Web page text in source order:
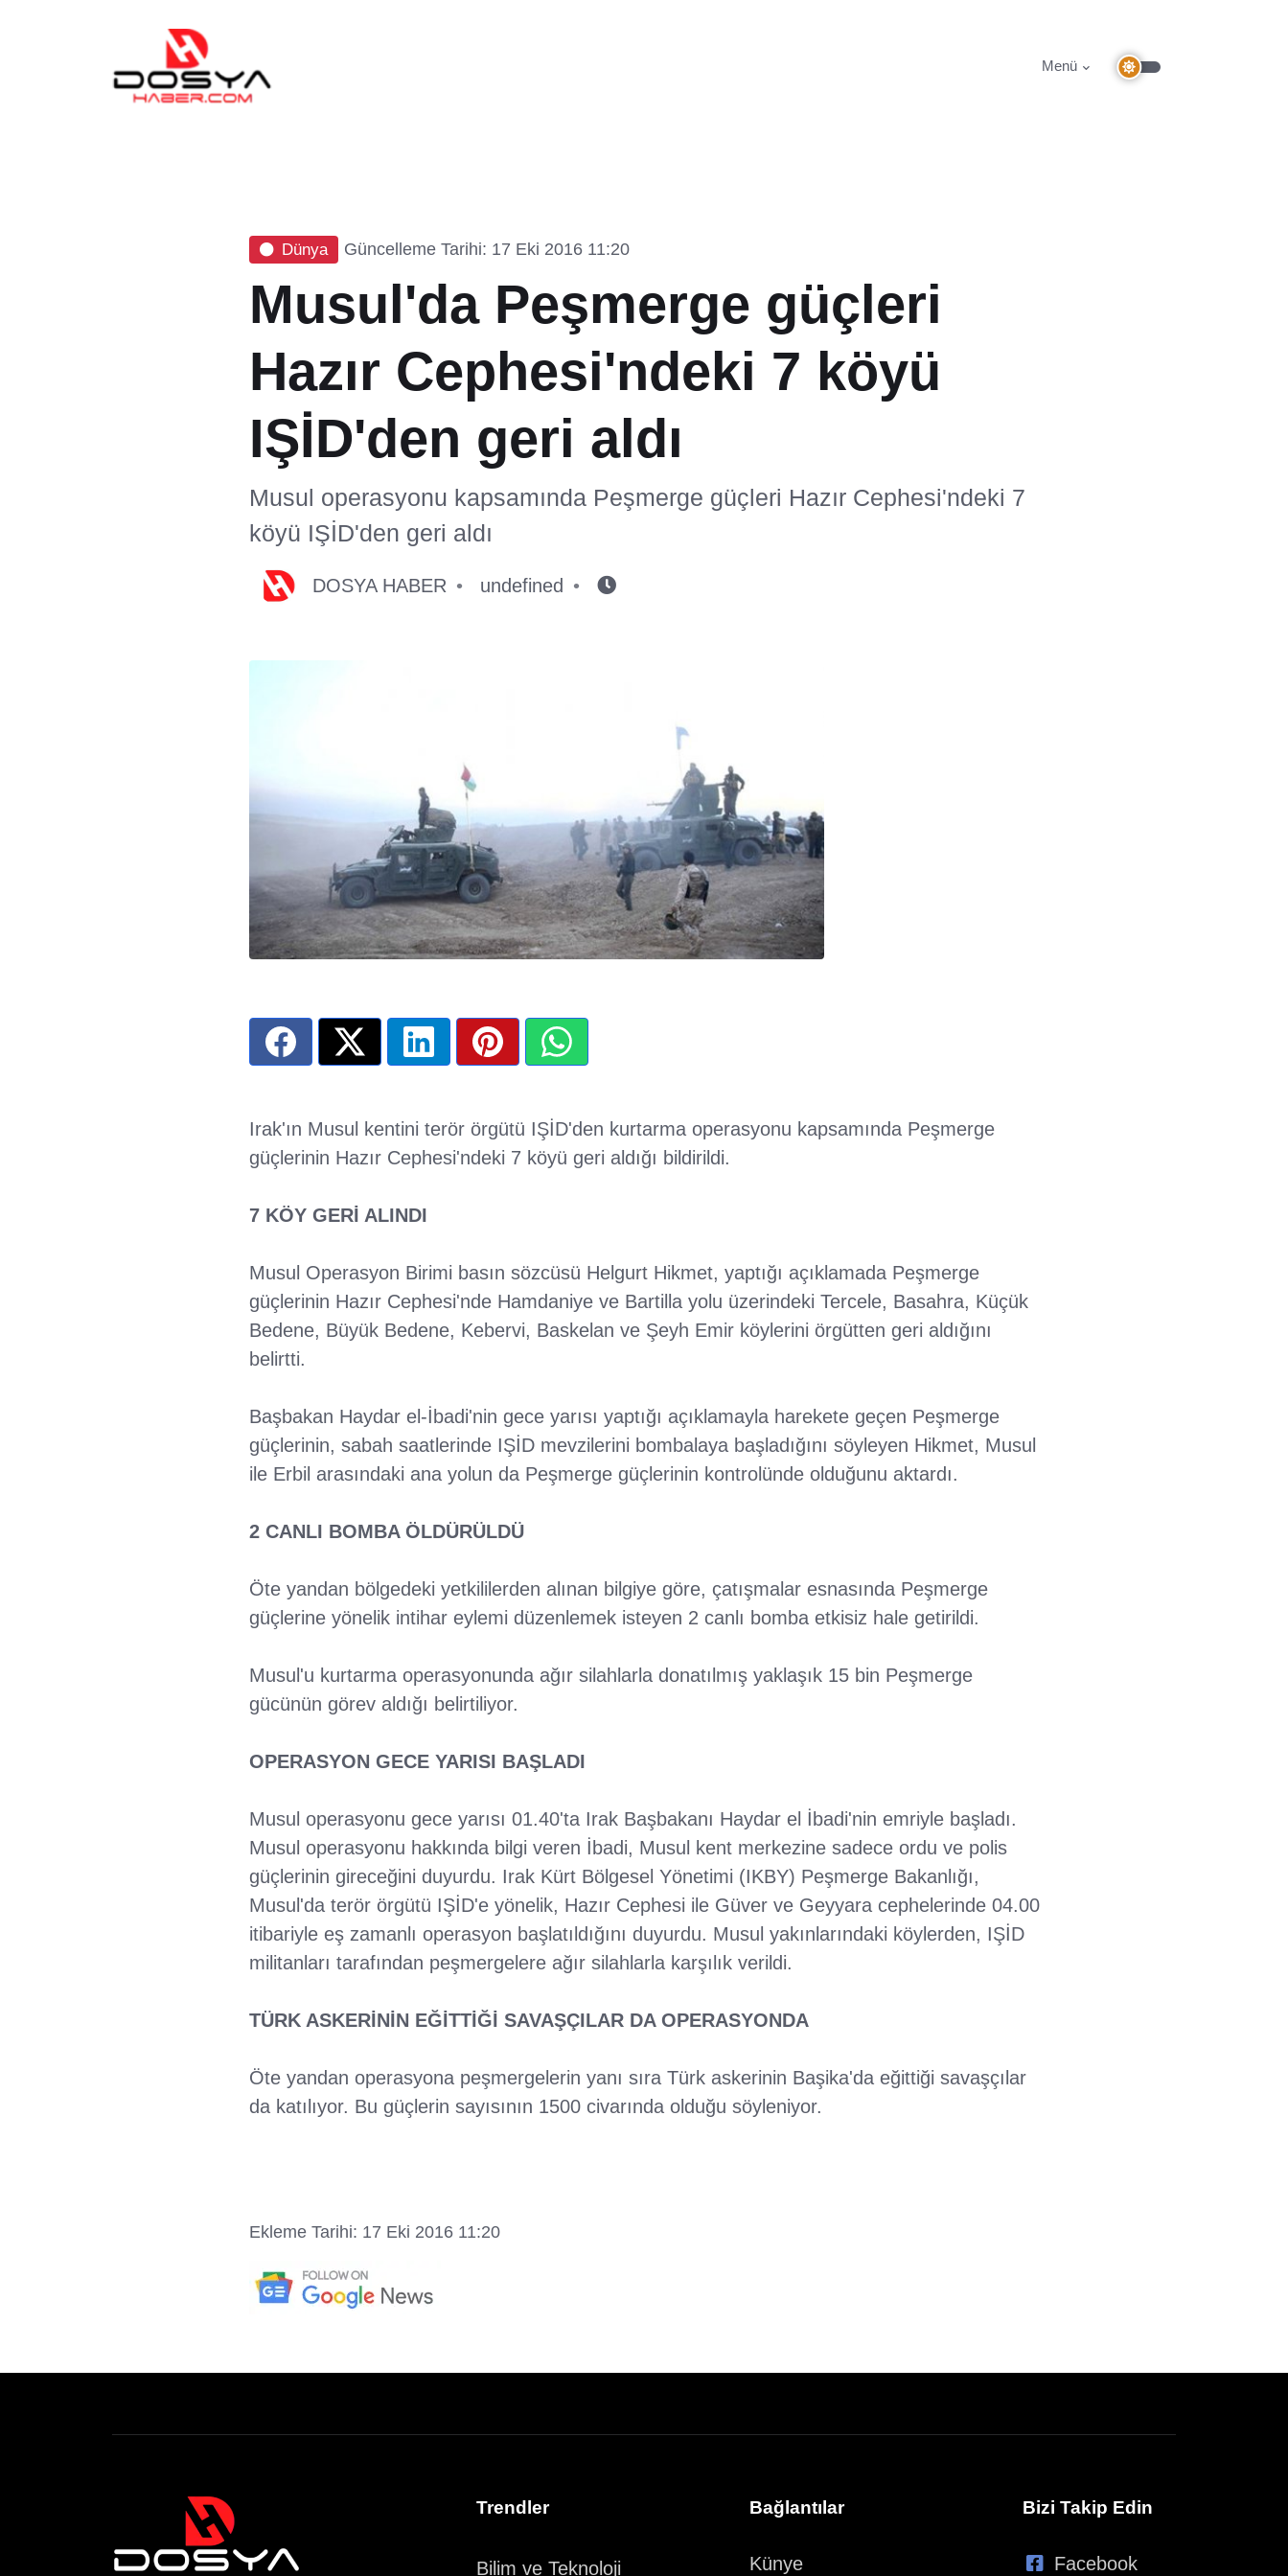
Menü
Dünya Güncelleme Tarihi: 17 Eki 2016 11:20
Musul'da Peşmerge güçleri
Hazır Cephesi'ndeki 7 köyü
IŞİD'den geri aldı
Musul operasyonu kapsamında Peşmerge güçleri Hazır Cephesi'ndeki 7
köyü IŞİD'den geri aldı
DOSYA HABER undefined
Irak'ın Musul kentini terör örgütü IŞİD'den kurtarma operasyonu kapsamında Peşmerge
güçlerinin Hazır Cephesi'ndeki 7 köyü geri aldığı bildirildi.
7 KÖY GERİ ALINDI
Musul Operasyon Birimi basın sözcüsü Helgurt Hikmet, yaptığı açıklamada Peşmerge
güçlerinin Hazır Cephesi'nde Hamdaniye ve Bartilla yolu üzerindeki Tercele, Basahra, Küçük
Bedene, Büyük Bedene, Kebervi, Baskelan ve Şeyh Emir köylerini örgütten geri aldığını
belirtti.
Başbakan Haydar el-İbadi'nin gece yarısı yaptığı açıklamayla harekete geçen Peşmerge
güçlerinin, sabah saatlerinde IŞİD mevzilerini bombalaya başladığını söyleyen Hikmet, Musul
ile Erbil arasındaki ana yolun da Peşmerge güçlerinin kontrolünde olduğunu aktardı.
2 CANLI BOMBA ÖLDÜRÜLDÜ
Öte yandan bölgedeki yetkililerden alınan bilgiye göre, çatışmalar esnasında Peşmerge
güçlerine yönelik intihar eylemi düzenlemek isteyen 2 canlı bomba etkisiz hale getirildi.
Musul'u kurtarma operasyonunda ağır silahlarla donatılmış yaklaşık 15 bin Peşmerge
gücünün görev aldığı belirtiliyor.
OPERASYON GECE YARISI BAŞLADI
Musul operasyonu gece yarısı 01.40'ta Irak Başbakanı Haydar el İbadi'nin emriyle başladı.
Musul operasyonu hakkında bilgi veren İbadi, Musul kent merkezine sadece ordu ve polis
güçlerinin gireceğini duyurdu. Irak Kürt Bölgesel Yönetimi (IKBY) Peşmerge Bakanlığı,
Musul'da terör örgütü IŞİD'e yönelik, Hazır Cephesi ile Güver ve Geyyara cephelerinde 04.00
itibariyle eş zamanlı operasyon başlatıldığını duyurdu. Musul yakınlarındaki köylerden, IŞİD
militanları tarafından peşmergelere ağır silahlarla karşılık verildi.
TÜRK ASKERİNİN EĞİTTİĞİ SAVAŞÇILAR DA OPERASYONDA
Öte yandan operasyona peşmergelerin yanı sıra Türk askerinin Başika'da eğittiği savaşçılar
da katılıyor. Bu güçlerin sayısının 1500 civarında olduğu söyleniyor.
Ekleme Tarihi: 17 Eki 2016 11:20
Trendler
Bilim ve Teknoloji
Bağlantılar
Künye
Bizi Takip Edin
Facebook